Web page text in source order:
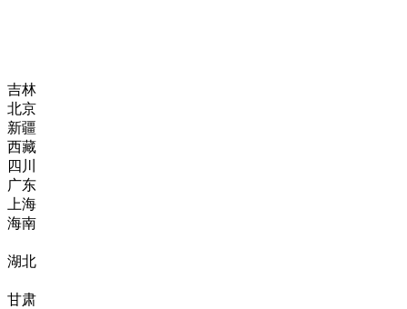
吉林
北京
新疆
西藏
四川
广东
上海
海南
湖北
甘肃